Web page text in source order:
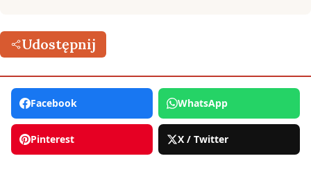
Udostępnij
Facebook WhatsApp
Pinterest X / Twitter